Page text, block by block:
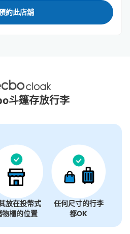
約此店舖
推薦的寄物櫃
投幣式置物櫃
斗篷存放行李
放在投幣式
物櫃的位置
任何尺寸的行李
都OK